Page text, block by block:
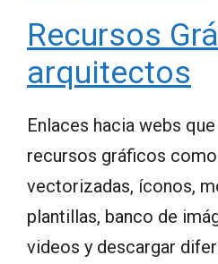
Recursos
arquitectos
Enlaces hacia webs
recursos gráficos
vectorizadas, íconos,
plantillas, banco de
videos y descargar